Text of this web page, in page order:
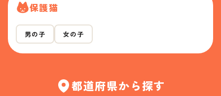
保護猫
男の子 女の子
都道府県から探す